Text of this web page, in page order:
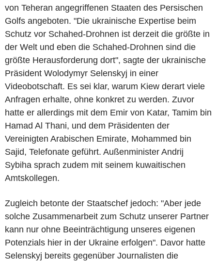
von Teheran angegriffenen Staaten des Persischen
Golfs angeboten. "Die ukrainische Expertise beim
Schutz vor Schahed-Drohnen ist derzeit die größte in
der Welt und eben die Schahed-Drohnen sind die
größte Herausforderung dort", sagte der ukrainische
Präsident Wolodymyr Selenskyj in einer
Videobotschaft. Es sei klar, warum Kiew derart viele
Anfragen erhalte, ohne konkret zu werden. Zuvor
hatte er allerdings mit dem Emir von Katar, Tamim bin
Hamad Al Thani, und dem Präsidenten der
Vereinigten Arabischen Emirate, Mohammed bin
Sajid, Telefonate geführt. Außenminister Andrij
Sybiha sprach zudem mit seinem kuwaitischen
Amtskollegen.
Zugleich betonte der Staatschef jedoch: "Aber jede
solche Zusammenarbeit zum Schutz unserer Partner
kann nur ohne Beeinträchtigung unseres eigenen
Potenzials hier in der Ukraine erfolgen". Davor hatte
Selenskyj bereits gegenüber Journalisten die